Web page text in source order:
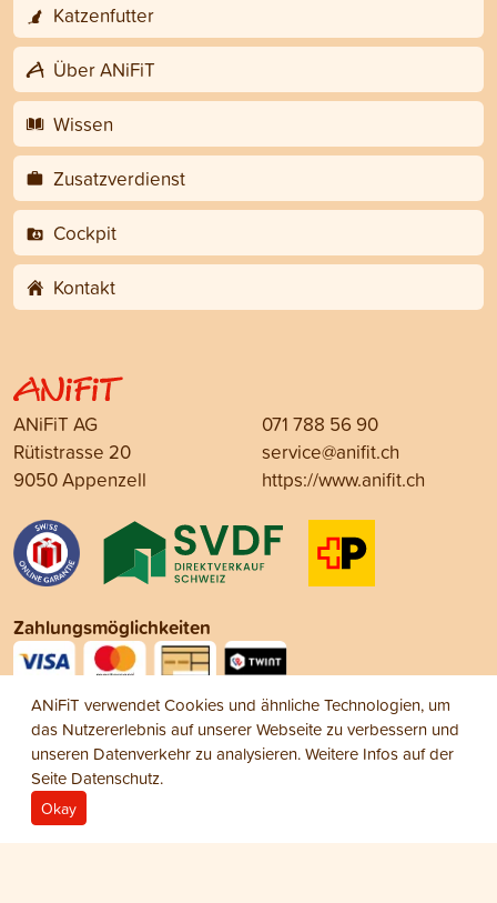
Katzenfutter
Über ANiFiT
Wissen
Zusatzverdienst
Cockpit
Kontakt
ANiFiT AG
Rütistrasse 20
9050 Appenzell
071 788 56 90
service@anifit.ch
https://www.anifit.ch
Zahlungsmöglichkeiten
Social Media
ANiFiT verwendet Cookies und ähnliche Technologien, um
das Nutzererlebnis auf unserer Webseite zu verbessern und
unseren Datenverkehr zu analysieren. Weitere Infos auf der
Seite Datenschutz.
Okay